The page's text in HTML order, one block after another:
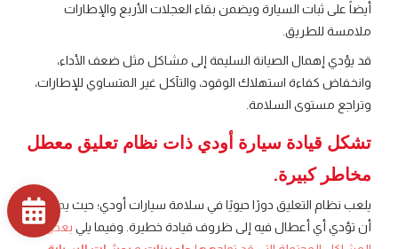
أيضاً على ثبات السيارة ويضمن بقاء العجلات الأربع والإطارات
ملامسة للطريق.
قد يؤدي إهمال الصيانة السليمة إلى مشاكل مثل ضعف الأداء،
وانخفاض كفاءة استهلاك الوقود، والتآكل غير المتساوي للإطارات،
وتراجع مستوى السلامة.
تشكل قيادة سيارة أودي ذات نظام تعليق معطل
مخاطر كبيرة.
يلعب نظام التعليق دورًا حيويًا في سلامة سيارات أودي؛ حيث يمكن
أن تؤدي أي أعطال فيه إلى ظروف قيادة خطيرة. وفيما يلي بعض